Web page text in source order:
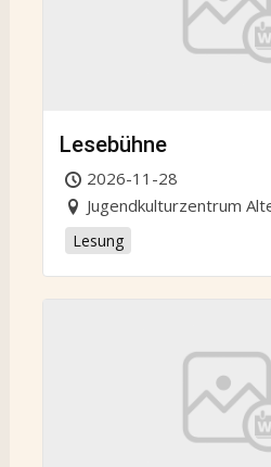
Lesebühne
2026-11-28
Jugendkulturzentrum
Lesung